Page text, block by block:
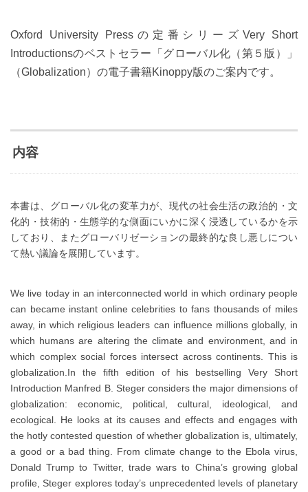
Oxford University Pressの定番シリーズVery Short
Introductionsのベストセラー「グローバル化（第５版）」
（Globalization）の電子書籍Kinoppy版のご案内です。
内容
本書は、グローバル化の変革力が、現代の社会生活の政治的・文
化的・技術的・生態学的な側面にいかに深く浸透しているかを示
しており、またグローバリゼーションの最終的な良し悪しについ
て熱い議論を展開しています。
We live today in an interconnected world in which ordinary people
can became instant online celebrities to fans thousands of miles
away, in which religious leaders can influence millions globally, in
which humans are altering the climate and environment, and in
which complex social forces intersect across continents. This is
globalization.In the fifth edition of his bestselling Very Short
Introduction Manfred B. Steger considers the major dimensions of
globalization: economic, political, cultural, ideological, and
ecological. He looks at its causes and effects and engages with
the hotly contested question of whether globalization is, ultimately,
a good or a bad thing. From climate change to the Ebola virus,
Donald Trump to Twitter, trade wars to China’s growing global
profile, Steger explores today’s unprecedented levels of planetary